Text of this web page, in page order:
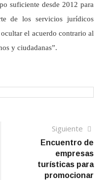
suficiente desde 2012 para
de los servicios jurídicos
el acuerdo contrario al
y ciudadanas”.
Siguiente
Encuentro de
empresas
turísticas para
promocionar